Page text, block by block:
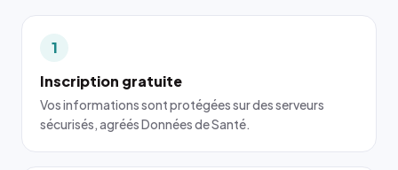
1
Inscription gratuite
Vos informations sont protégées sur des serveurs
sécurisés, agréés Données de Santé.